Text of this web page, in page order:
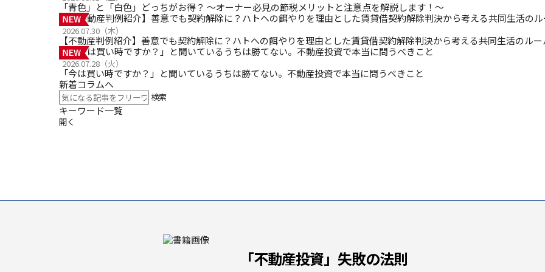
「青色」と「白色」どっちがお得？ ～オーナー必見の節税メリットと注意点を解説します！～
2026.07.30（木）
【不動産判例紹介】善意でも契約解除に？ハトへの餌やりを理由とした賃貸借契約解除判決から考える共同生活のルー
2026.07.28（火）
「今は買い時ですか？」と聞いているうちは勝てない。不動産投資で本当に問うべきこと
新着コラムへ
検索
キーワード一覧
開く
「不動産投資」失敗の法則